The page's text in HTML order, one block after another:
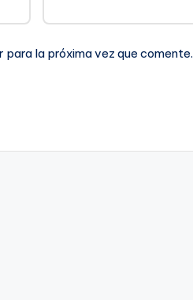
la próxima vez que comente.